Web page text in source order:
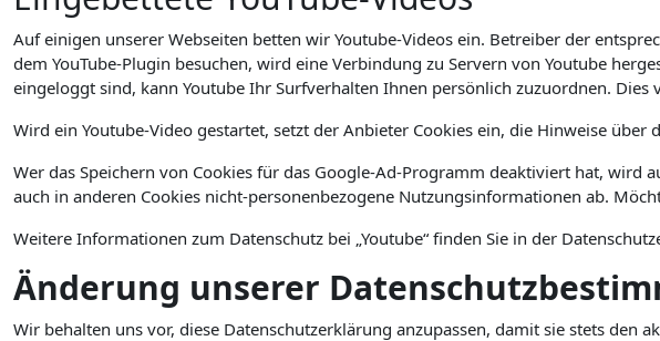
Auf einigen unserer Webseiten betten wir Youtube-Videos ein. Betreiber der
dem YouTube-Plugin besuchen, wird eine Verbindung zu Servern von Youtube
eingeloggt sind, kann Youtube Ihr Surfverhalten Ihnen persönlich zuzuordnen.
Wird ein Youtube-Video gestartet, setzt der Anbieter Cookies ein, die Hinweise über
Wer das Speichern von Cookies für das Google-Ad-Programm deaktiviert hat, wird
auch in anderen Cookies nicht-personenbezogene Nutzungsinformationen ab.
Weitere Informationen zum Datenschutz bei „Youtube“ finden Sie in der
Änderung unserer
Wir behalten uns vor, diese Datenschutzerklärung anzupassen, damit sie stets